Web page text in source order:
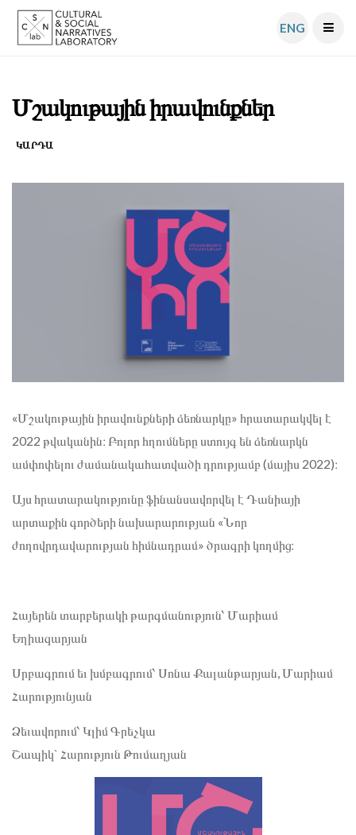
ENG
Մշակութային իրավունքներ
ԿԱՐԴԱ
«Մշակութային իրավունքների ձեռնարկը» հրատարակվել է
2022 թվականին։ Բոլոր հղումները ստույգ են ձեռնարկն
ամփոփելու ժամանակահատվածի դրությամբ (մայիս 2022)։
Այս հրատարակությունը ֆինանսավորվել է Դանիայի
արտաքին գործերի նախարարության «Նոր
ժողովրդավարության հիմնադրամ» ծրագրի կողմից։
Հայերեն տարբերակի թարգմանություն՝ Մարիամ
Եղիազարյան
Սրբագրում եւ խմբագրում՝ Սոնա Քալանթարյան, Մարիամ
Հարությունյան
Ձեւավորում՝ Կլիմ Գրեչկա
Շապիկ` Հարություն Թումաղյան